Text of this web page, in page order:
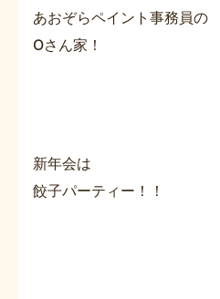
あおぞらペイント事務員の
Oさん家！
新年会は
餃子パーティー！！